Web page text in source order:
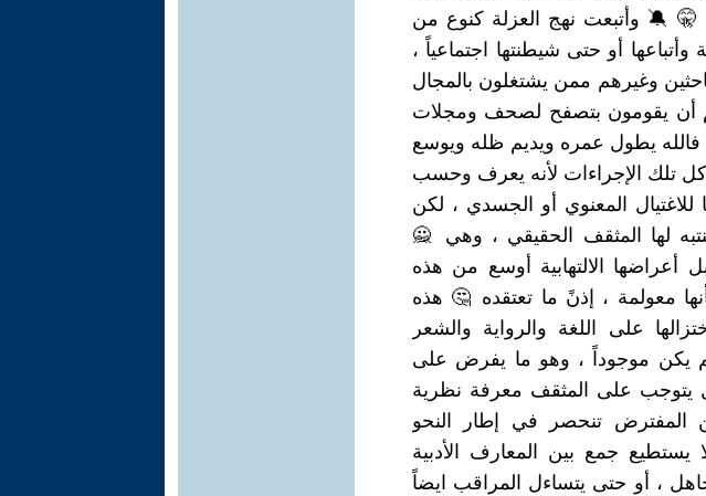
🔕 وأتبعت نهج العزلة كنوع من
أو حتى شيطنتها اجتماعياً ،
وغيرهم ممن يشتغلون بالمجال
أن يقومون بتصفح لصحف ومجلات
محلية ، وتحديداً بعد ظهور الإنترنت 🛜 ، فالله يطول عمره ويديم ظله ويوسع
كل تلك الإجراءات لأنه يعرف وحسب
للاغتيال المعنوي أو الجسدي ، لكن
لها المثقف الحقيقي ، وهي 🙅
بل أعراضها الالتهابية أوسع من هذه
معولمة ، إذنً ما تعتقده 🤔 هذه
على اللغة والرواية والشعر
لم يكن موجوداً ، وهو ما يفرض على
يتوجب على المثقف معرفة نظرية
المفترض تنحصر في إطار النحو
جمع بين المعارف الأدبية
، أو حتى يتساءل المراقب ايضاً